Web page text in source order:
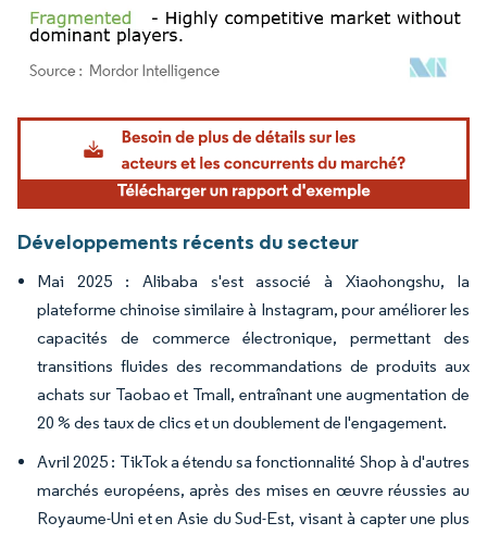
Image © Mordor Intelligence. La réutilisation nécessite une attribution sous CC BY
Développements récents du secteur
Mai 2025 : Alibaba s'est associé à Xiaohongshu, la
plateforme chinoise similaire à Instagram, pour améliorer les
capacités de commerce électronique, permettant des
transitions fluides des recommandations de produits aux
achats sur Taobao et Tmall, entraînant une augmentation de
20 % des taux de clics et un doublement de l'engagement.
Avril 2025 : TikTok a étendu sa fonctionnalité Shop à d'autres
marchés européens, après des mises en œuvre réussies au
Royaume-Uni et en Asie du Sud-Est, visant à capter une plus